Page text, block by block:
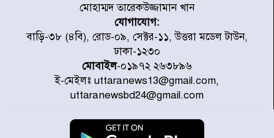
মাতারবাড়ী পৌঁছে নির্ধারিত কর্মসূচিতে
যোগ দিয়েছেন প্রধানমন্ত্রী
জাতীয় সাংবাদিক সংস্থার পিরোজপুর
জেলা কমিটি অনুমোদন
মোহাম্মদ তারেকউজ্জামান খান
যোগাযোগ:
বাড়ি-৩৮ (৪বি), রোড-০৯, সেক্টর-১১, উত্তরা মডেল টাউন,
ঢাকা-১২৩০
মোবাইল-০১৯৭২ ২৬৩৮৯৬
ই-মেইলঃ uttaranews13@gmail.com,
uttaranewsbd24@gmail.com